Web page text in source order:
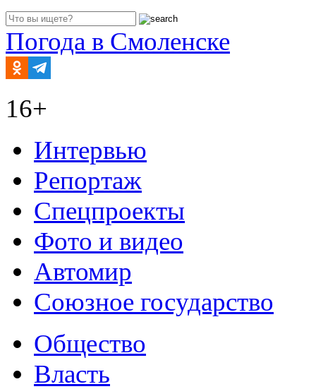
Погода в Смоленске
16+
Интервью
Репортаж
Спецпроекты
Фото и видео
Автомир
Союзное государство
Общество
Власть